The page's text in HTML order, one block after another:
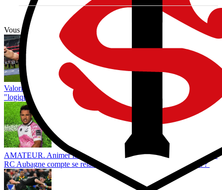
Vous avez tout lu ?
Valoriser ses dernières années sans renier son histoire, le choix
"logique" de Ramos
AMATEUR. Animer les dimanches, recrue de ProD2... Comment le
RC Aubagne compte se relancer après le grand chambardement ?